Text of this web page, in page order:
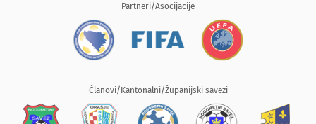
Partneri/Asocijacije
Članovi/Kantonalni/Županijski savezi